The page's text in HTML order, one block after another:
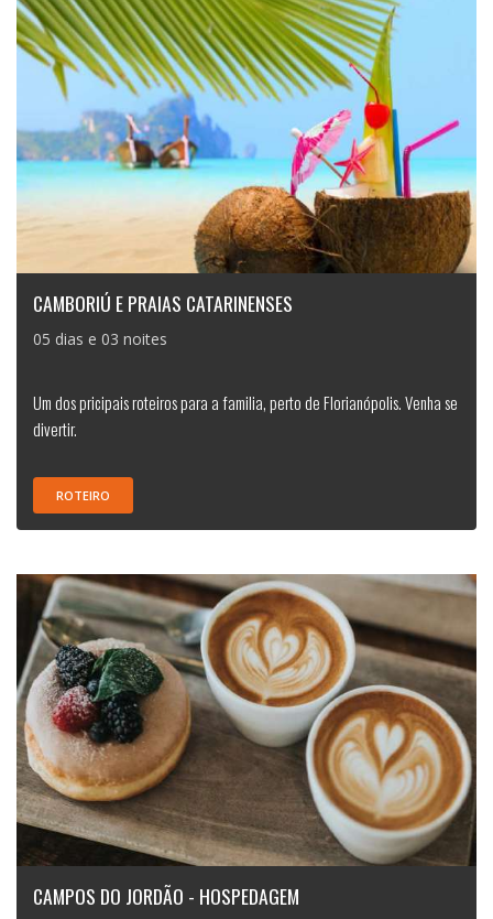
CAMBORIÚ E PRAIAS CATARINENSES
05 dias e 03 noites
Um dos pricipais roteiros para a familia, perto de Florianópolis. Venha se
divertir.
ROTEIRO
CAMPOS DO JORDÃO - HOSPEDAGEM